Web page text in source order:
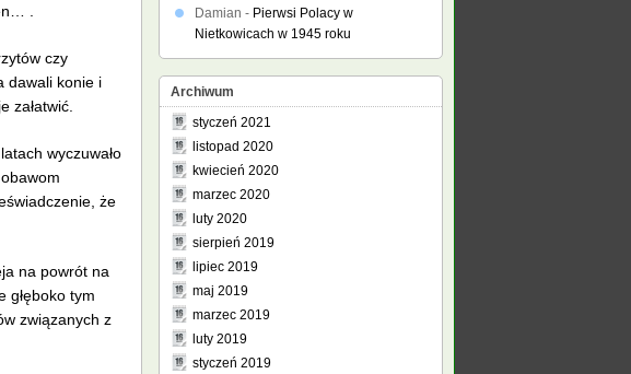
.
czy
dawali konie i
załatwić.
wyczuwało
że
na powrót na
głęboko tym
związanych z
Damian - Pierwsi Polacy w
Nietkowicach w 1945 roku
Archiwum
styczeń 2021
listopad 2020
kwiecień 2020
marzec 2020
luty 2020
sierpień 2019
lipiec 2019
maj 2019
marzec 2019
luty 2019
styczeń 2019